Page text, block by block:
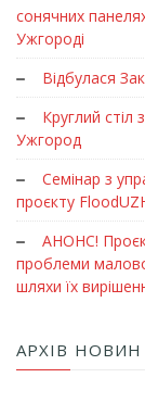
сонячних
Ужгороді
Відбулася
Круглий стіл
Ужгород
Семінар з
проєкту
АНОНС!
проблеми
шляхи їх
АРХІВ НОВИН